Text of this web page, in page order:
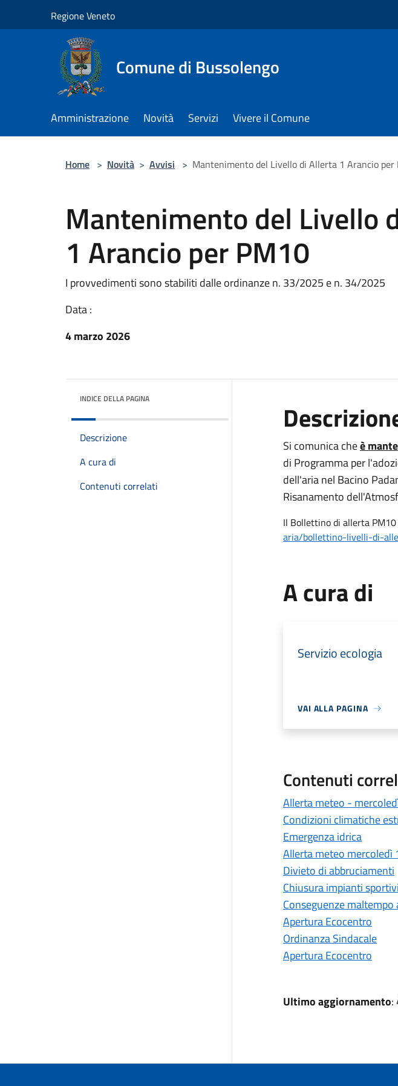
Regione Veneto
Comune di Bussolengo
Amministrazione Novità Servizi Vivere il Comune
Home > Novità > Avvisi > Mantenimento del Livello di Allerta 1 Arancio per
Mantenimento del Livello
1 Arancio per PM10
I provvedimenti sono stabiliti dalle ordinanze n. 33/2025 e n. 34/2025
Data :
4 marzo 2026
INDICE DELLA PAGINA
Descrizione
A cura di
Contenuti correlati
Si comunica cheè
di Programma per
dell'aria nel Bacino
Risanamento
Il Bollettino di allerta
aria/bollettino-livelli-di-
A cura di
Servizio ecologia
VAI ALLA PAGINA
Contenuti
Allerta meteo -
Condizioni climatiche
Emergenza idrica
Allerta meteo mercoledì
Divieto di abbruciamenti
Chiusura impianti
Conseguenze maltempo
Apertura Ecocentro
Ordinanza Sindacale
Apertura Ecocentro
Ultimo aggiornamento: